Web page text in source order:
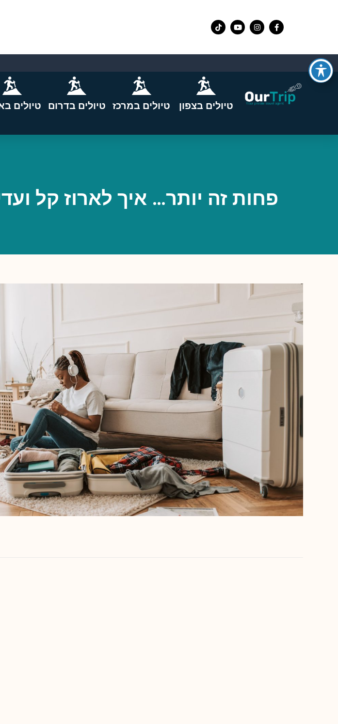
טיולים בצפון טיולים במרכז טיולים בדרום טיולים
פחות זה יותר… איך לארוז קל